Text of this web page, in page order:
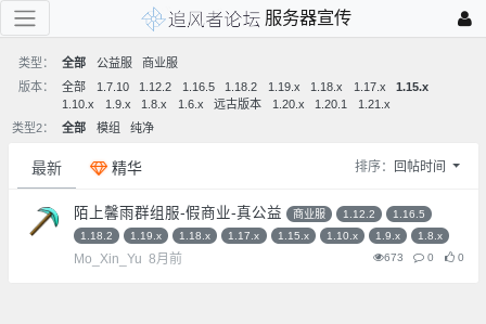
服务器宣传
类型： 全部 公益服
商业服
版本：
全部 1.7.10 1.12.2 1.16.5 1.18.2 1.19.x 1.18.x 1.17.x
1.15.x
1.10.x
1.9.x 1.8.x 1.6.x 远古版本 1.20.x 1.20.1
1.21.x
类型2：
全部 模组 纯净
最新 精华 排序： 回帖时间
陌上馨雨群组服-假商业-真公益 商业服 1.12.2
1.16.5
1.18.2
1.19.x 1.18.x 1.17.x 1.15.x 1.10.x 1.9.x 1.8.x
Mo_Xin_Yu 8月前 673 0 0